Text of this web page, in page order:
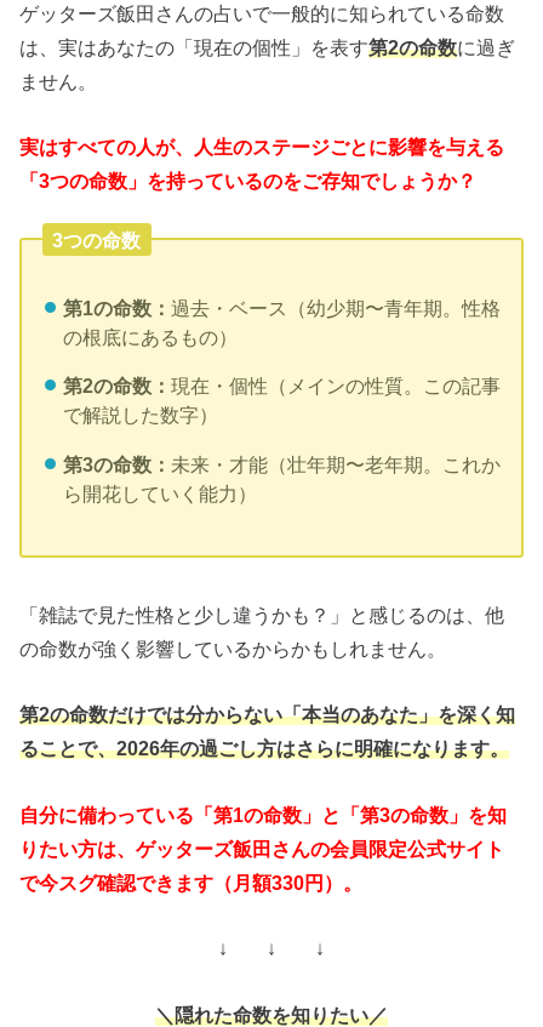
ゲッターズ飯田さんの占いで一般的に知られている命数
は、実はあなたの「現在の個性」を表す第2の命数に過ぎ
ません。
実はすべての人が、人生のステージごとに影響を与える
「3つの命数」を持っているのをご存知でしょうか？
3つの命数
第1の命数： 過去・ベース（幼少期〜青年期。性格
の根底にあるもの）
第2の命数： 現在・個性（メインの性質。この記事
で解説した数字）
第3の命数： 未来・才能（壮年期〜老年期。これか
ら開花していく能力）
「雑誌で見た性格と少し違うかも？」と感じるのは、他
の命数が強く影響しているからかもしれません。
第2の命数だけでは分からない「本当のあなた」を深く知
ることで、2026年の過ごし方はさらに明確になります。
自分に備わっている「第1の命数」と「第3の命数」を知
りたい方は、ゲッターズ飯田さんの会員限定公式サイト
で今スグ確認できます（月額330円）。
↓ ↓ ↓
＼隠れた命数を知りたい／